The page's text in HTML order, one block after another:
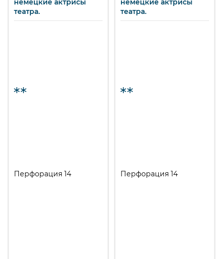
немецкие актрисы
театра.
Перфорация 14
немецкие актрисы
театра.
Перфорация 14